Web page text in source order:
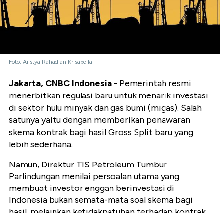
Foto: Aristya Rahadian Krisabella
Jakarta, CNBC Indonesia - Pemerintah resmi
menerbitkan regulasi baru untuk menarik investasi
di sektor hulu minyak dan gas bumi (migas). Salah
satunya yaitu dengan memberikan penawaran
skema kontrak bagi hasil Gross Split baru yang
lebih sederhana.
Namun, Direktur TIS Petroleum Tumbur
Parlindungan menilai persoalan utama yang
membuat investor enggan berinvestasi di
Indonesia bukan semata-mata soal skema bagi